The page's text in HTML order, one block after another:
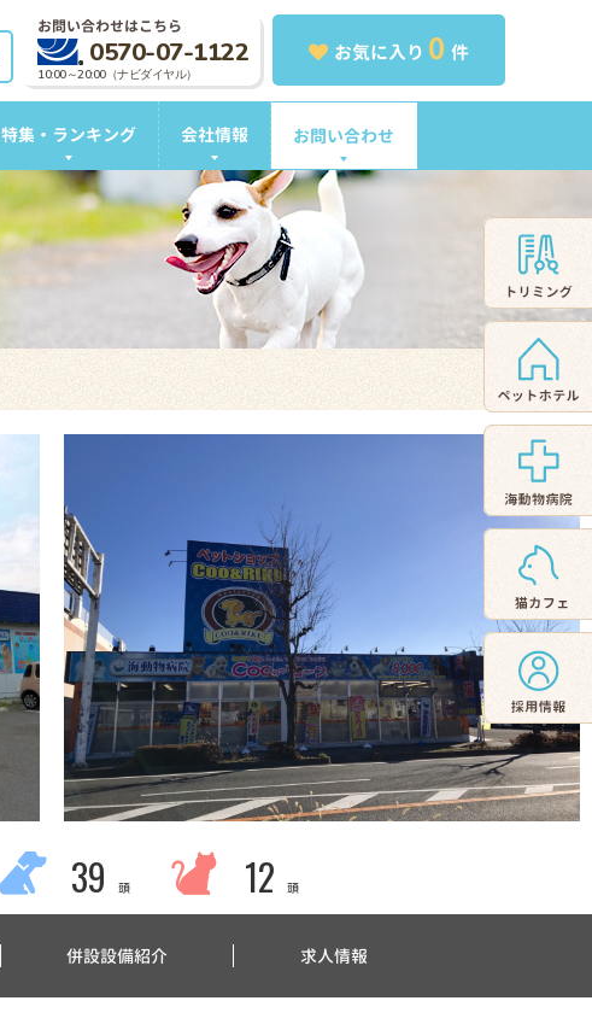
お気に入り 0 件
お問い合わせはこちら
0570-07-1122
10:00～20:00（ナビダイヤル）
特集・ランキング 会社情報 お問い合わせ
39 頭 12 頭
併設設備紹介 求人情報